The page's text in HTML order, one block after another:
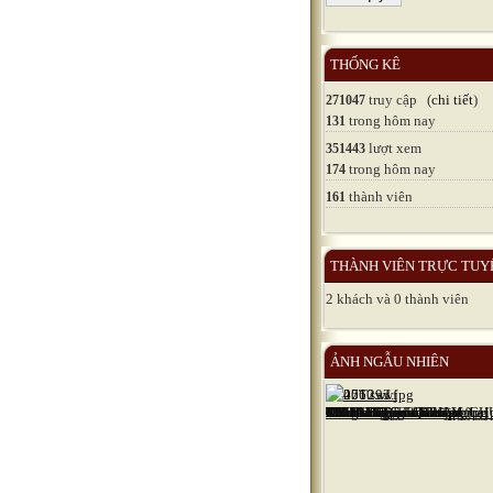
THỐNG KÊ
271047 truy cập (chi tiết)
131 trong hôm nay
351443 lượt xem
174 trong hôm nay
161 thành viên
THÀNH VIÊN TRỰC
2 khách và 0 thành viên
ẢNH NGẪU NHIÊN